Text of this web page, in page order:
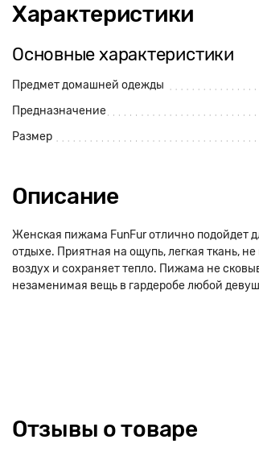
Характеристики
Основные характеристики
Предмет домашней одежды
Предназначение
Размер
Описание
Женская пижама FunFur отлично подойдет
отдыхе. Приятная на ощупь, легкая ткань,
воздух и сохраняет тепло. Пижама не
незаменимая вещь в гардеробе любой
Отзывы о товаре